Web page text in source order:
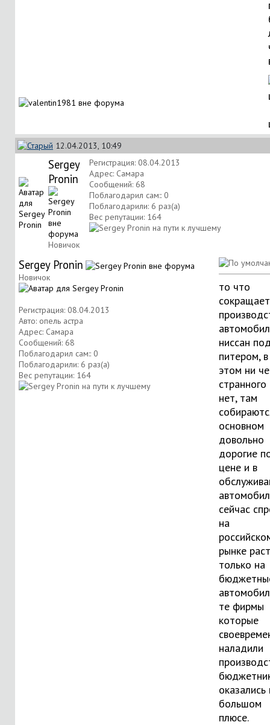
12.04.2013, 10:49
Sergey
Pronin
Новичок
Регистрация: 08.04.2013
Адрес: Самара
Сообщений: 68
Поблагодарил сам:: 0
Поблагодарили: 6 раз(а)
Вес репутации: 164
Sergey Pronin
Новичок
Регистрация: 08.04.2013
Авто: опель астра
Адрес: Самара
Сообщений: 68
Поблагодарил сам:: 0
Поблагодарили: 6 раз(а)
Вес репутации: 164
то что
ниссан
питером, в
этом ни
странного
нет, там
основном
довольно
дорогие
цене и в
сейчас
на
рынке
только на
те фирмы
которые
наладили
оказались
большом
плюсе.